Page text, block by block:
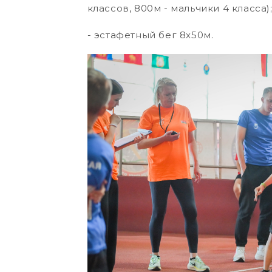
классов, 800м - мальчики 4 класса);
- эстафетный бег 8х50м.